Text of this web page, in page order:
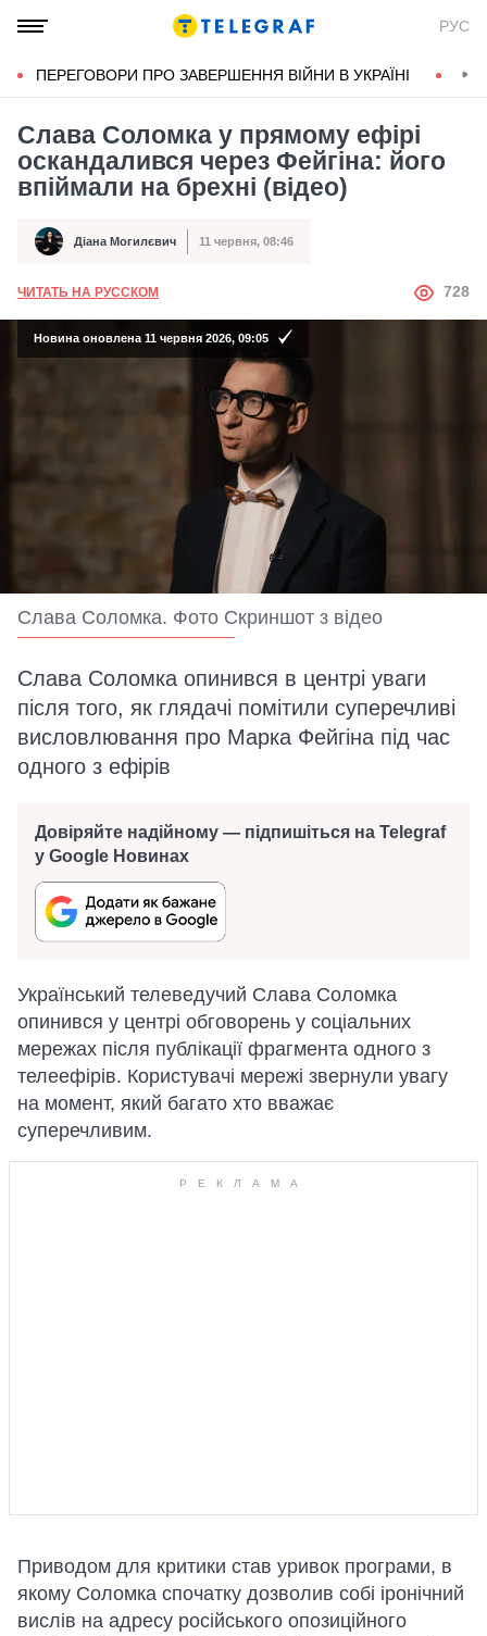
РУС
ПЕРЕГОВОРИ ПРО ЗАВЕРШЕННЯ ВІЙНИ В УКРАЇНІ
Слава Соломка у прямому ефірі
оскандалився через Фейгіна: його
впіймали на брехні (відео)
Автор Діана Могилєвич
Дата публікації 11 червня, 08:46
ЧИТАТЬ НА РУССКОМ АВТОР
728
Новина оновлена 11 червня 2026, 09:05
Слава Соломка. Фото Скриншот з відео
Слава Соломка опинився в центрі уваги
після того, як глядачі помітили суперечливі
висловлювання про Марка Фейгіна під час
одного з ефірів
Довіряйте надійному — підпишіться на Telegraf
у Google Новинах
Український телеведучий Слава Соломка
опинився у центрі обговорень у соціальних
мережах після публікації фрагмента одного з
телеефірів. Користувачі мережі звернули увагу
на момент, який багато хто вважає
суперечливим.
Приводом для критики став уривок програми, в
якому Соломка спочатку дозволив собі іронічний
вислів на адресу російського опозиційного